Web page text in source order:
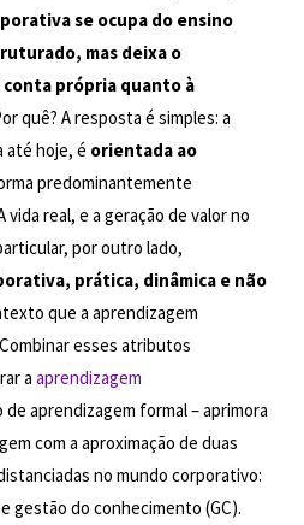
se ocupa do ensino
mas deixa o
própria quanto à
quê? A resposta é simples: a
até hoje, é orientada ao
predominantemente
vida real, e a geração de valor no
por outro lado,
prática, dinâmica e não
que a aprendizagem
esses atributos
a aprendizagem
de aprendizagem formal – aprimora
com a aproximação de duas
no mundo corporativo:
gestão do conhecimento (GC).